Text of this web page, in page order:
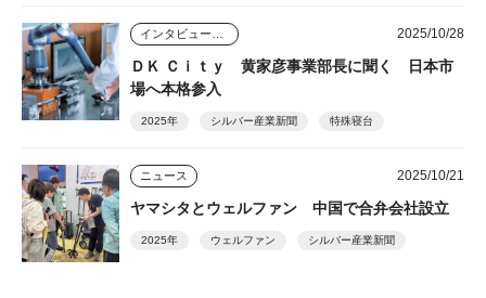
2025/10/28
ＤＫ Ｃｉｔｙ 黄家彦事業部長に聞く 日本市
場へ本格参入
2025年 シルバー産業新聞 特殊寝台
ニュース 2025/10/21
ヤマシタとウェルファン 中国で合弁会社設立
2025年 ウェルファン シルバー産業新聞